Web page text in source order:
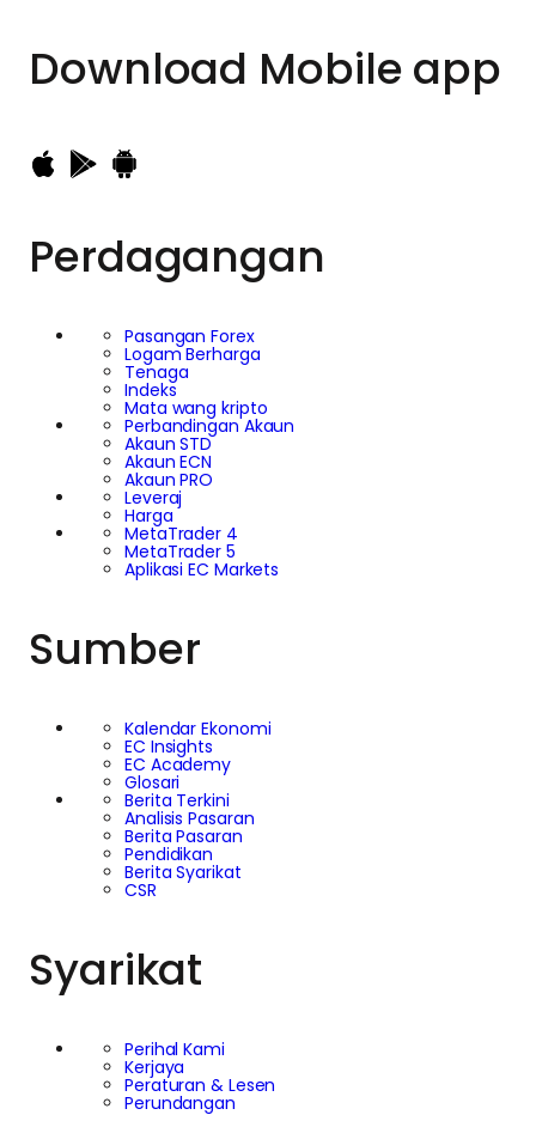
Download Mobile app
Perdagangan
Pasangan Forex
Logam Berharga
Tenaga
Indeks
Mata wang kripto
Perbandingan Akaun
Akaun STD
Akaun ECN
Akaun PRO
Leveraj
Harga
MetaTrader 4
MetaTrader 5
Aplikasi EC Markets
Sumber
Kalendar Ekonomi
EC Insights
EC Academy
Glosari
Berita Terkini
Analisis Pasaran
Berita Pasaran
Pendidikan
Berita Syarikat
CSR
Syarikat
Perihal Kami
Kerjaya
Peraturan & Lesen
Perundangan